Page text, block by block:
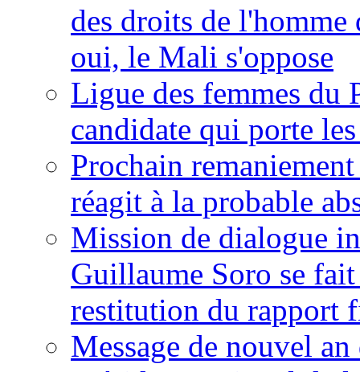
des droits de
oui, le Mali s'oppose
Ligue des femmes du
candidate qui porte
Prochain
réagit à la probable
Mission de dialogue
Guillaume Soro se
restitution du rapport
Message de nouvel